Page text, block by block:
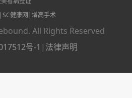
SC健康网 |增高手术
All Rights Reserved
号-1 | 法律声明